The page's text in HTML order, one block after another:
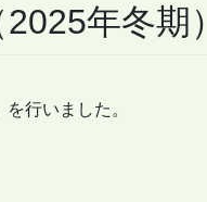
年冬期）
行いました。